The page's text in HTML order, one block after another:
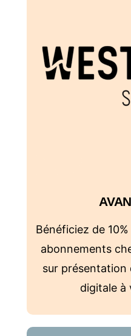
Bénéficiez de
abonnements
sur présentation
digitale à